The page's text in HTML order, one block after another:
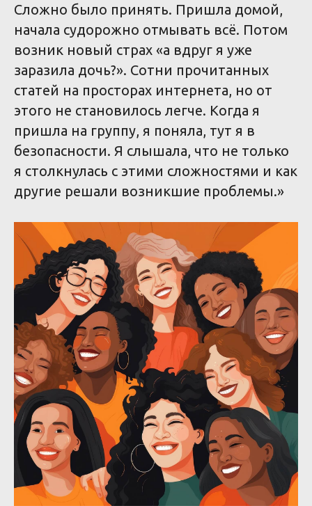
Сложно было принять. Пришла домой,
начала судорожно отмывать всё. Потом
возник новый страх «а вдруг я уже
заразила дочь?». Сотни прочитанных
статей на просторах интернета, но от
этого не становилось легче. Когда я
пришла на группу, я поняла, тут я в
безопасности. Я слышала, что не только
я столкнулась с этими сложностями и как
другие решали возникшие проблемы.»